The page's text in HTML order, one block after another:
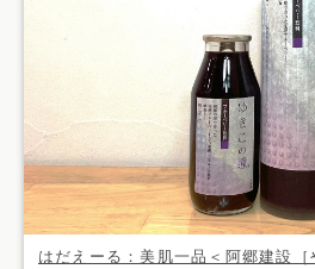
はだえーる：美肌一品＜阿郷建設